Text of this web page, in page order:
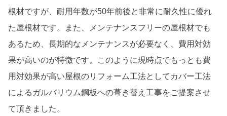
根材ですが、耐用年数が50年前後と非常に耐久性に優れ
た屋根材です。また、メンテナンスフリーの屋根材でも
あるため、長期的なメンテナンスが必要なく、費用対効
果が高いのが特徴です。このように現時点でもっとも費
用対効果が高い屋根のリフォーム工法としてカバー工法
によるガルバリウム鋼板への葺き替え工事をご提案させ
て頂きました。